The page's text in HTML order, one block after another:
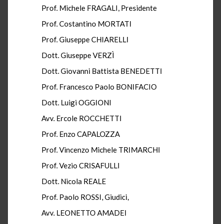
Prof. Michele FRAGALI, Presidente
Prof. Costantino MORTATI
Prof. Giuseppe CHIARELLI
Dott. Giuseppe VERZÌ
Dott. Giovanni Battista BENEDETTI
Prof. Francesco Paolo BONIFACIO
Dott. Luigi OGGIONI
Avv. Ercole ROCCHETTI
Prof. Enzo CAPALOZZA
Prof. Vincenzo Michele TRIMARCHI
Prof. Vezio CRISAFULLI
Dott. Nicola REALE
Prof. Paolo ROSSI, Giudici,
Avv. LEONETTO AMADEI